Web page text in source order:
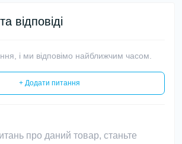
відповіді
і ми відповімо найближчим часом.
+ Додати питання
про даний товар, станьте